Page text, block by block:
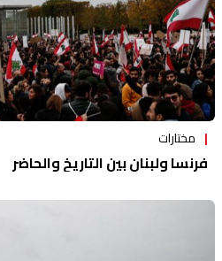
مختارات
فرنسا ولبنان بين التاريخ والحاضر